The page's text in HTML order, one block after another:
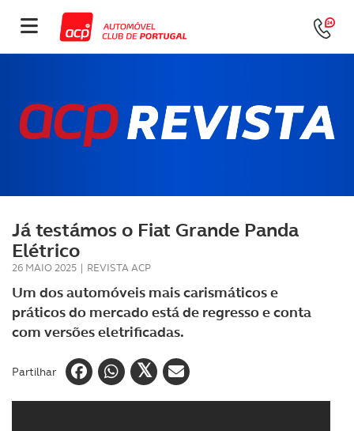
Já testámos o Fiat Grande Panda
Elétrico
26 MAIO 2025 | REVISTA ACP
Um dos automóveis mais carismáticos e
práticos do mercado está de regresso e conta
com versões eletrificadas.
Partilhar